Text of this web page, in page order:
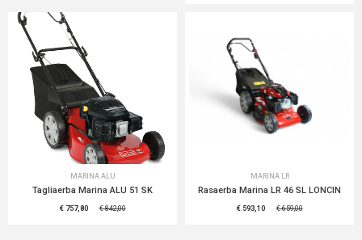
MARINA ALU
Tagliaerba Marina ALU 51 SK
€ 757,80 € 842,00
MARINA LR
Rasaerba Marina LR 46 SL LONCIN
€ 593,10 € 659,00